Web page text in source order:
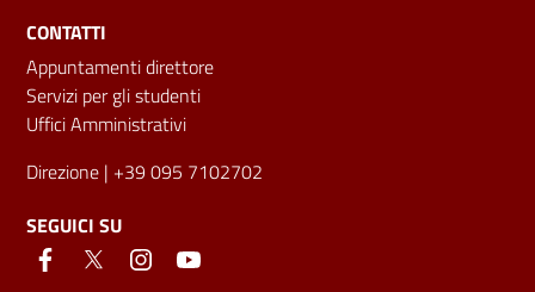
CONTATTI
Appuntamenti direttore
Servizi per gli studenti
Uffici Amministrativi
Direzione | +39 095 7102702
SEGUICI SU